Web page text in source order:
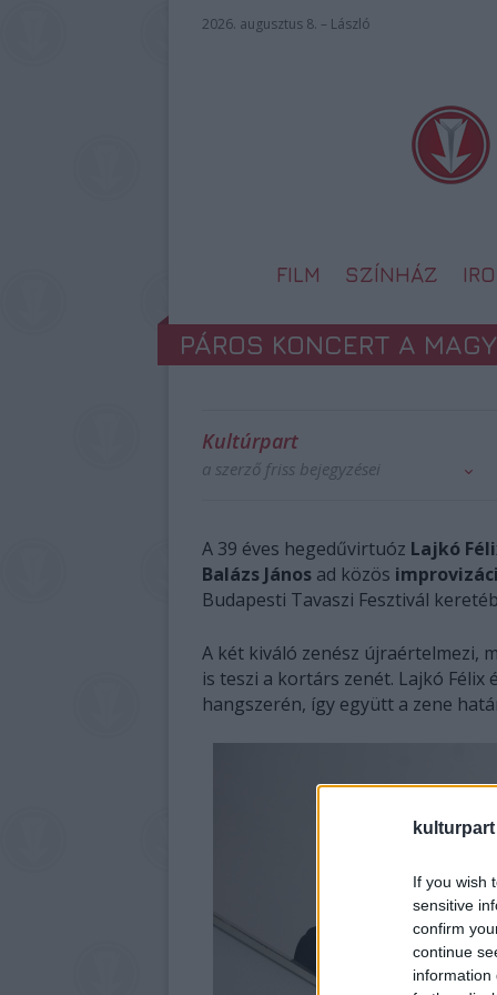
kulturpart
If you wish
sensitive
confirm
continue
information
2026. augusztus 8. – László
FILM SZÍNHÁZ
PÁROS KONCERT A
Kultúrpart
a szerző friss bejegyzései
A 39 éves hegedűvirtuóz Lajkó
Balázs János ad közös
Budapesti Tavaszi Fesztivál
A két kiváló zenész újraértelmezi,
is teszi a kortárs zenét. Lajkó Félix
hangszerén, így együtt a zene